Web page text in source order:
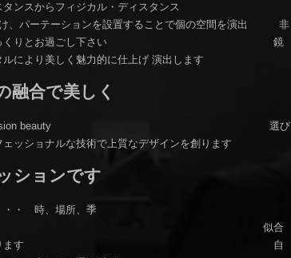
ィスタンスからフィジカル・ディスタンス
け、パーテーションを設置することで個の空間を演出 非
をゆっくりとお過ごし下さい 鏡
により美しく魅力的に仕上げ 演出します
融合で美しく
fusion beauty 選び
ッショナルな技術で上質なデザインを創ります
ションです
・・ 時、場所、季
・・ 似合
移り変わります 自